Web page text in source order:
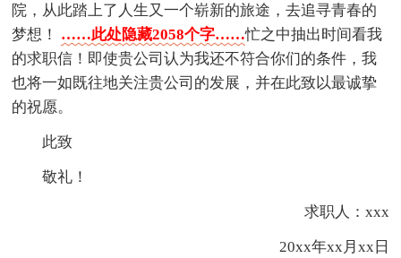
院，从此踏上了人生又一个崭新的旅途，去追寻青春的
梦想！ ……此处隐藏2058个字……忙之中抽出时间看我
的求职信！即使贵公司认为我还不符合你们的条件，我
也将一如既往地关注贵公司的发展，并在此致以最诚挚
的祝愿。
此致
敬礼！
求职人：xxx
20xx年xx月xx日